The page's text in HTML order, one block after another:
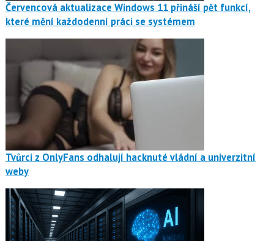
Červencová aktualizace Windows 11 přináší pět funkcí,
které mění každodenní práci se systémem
Tvůrci z OnlyFans odhalují hacknuté vládní a univerzitní
weby